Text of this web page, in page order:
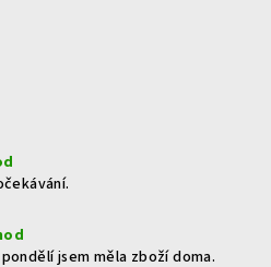
jsem měla zboží doma.